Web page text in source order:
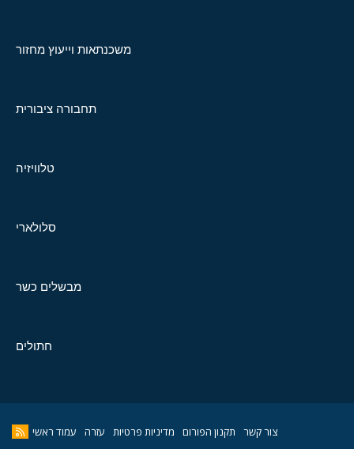
משכנתאות וייעוץ מחזור
תחבורה ציבורית
טלוויזיה
סלולארי
מבשלים כשר
חתולים
צור קשר תקנון הפורום מדיניות פרטיות עזרה עמוד ראשי